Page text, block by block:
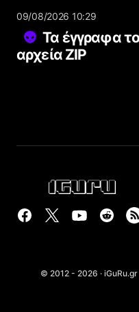
09/08/2026 10:29
Τα έγγραφα
αρχεία ZIP
© 2012 - 2026 · iGuRu.gr